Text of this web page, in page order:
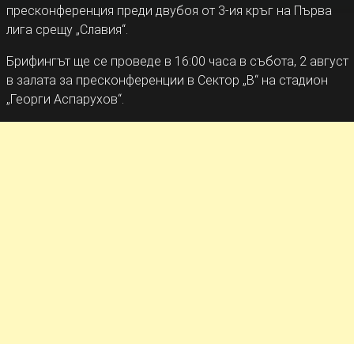
пресконференция преди двубоя от 3-ия кръг на Първа
лига срещу „Славия“.
Брифингът ще се проведе в 16:00 часа в събота, 2 август
в залата за пресконференции в Сектор „В“ на стадион
„Георги Аспарухов“.